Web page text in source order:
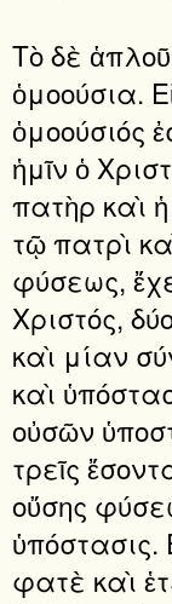
Τὸ δὲ
ὁμοούσια.
ὁμοούσιός
ἡμῖν ὁ
πατὴρ καὶ
τῷ πατρὶ
φύσεως,
Χριστός,
καὶ μίαν
καὶ
οὐσῶν
τρεῖς
οὔσης
ὑπόστασις.
φατὲ καὶ